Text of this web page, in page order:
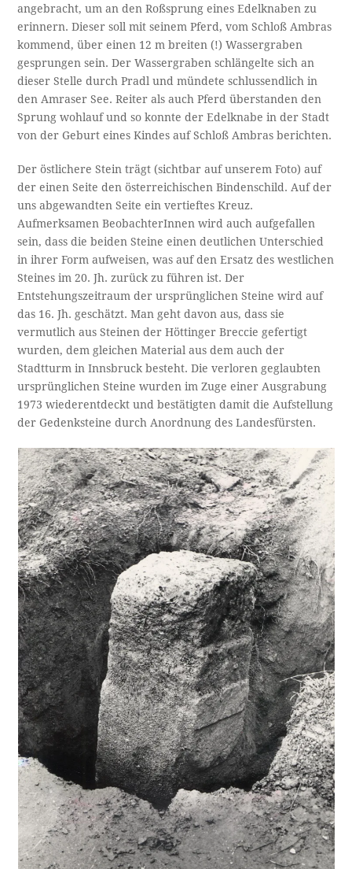
angebracht, um an den Roßsprung eines Edelknaben zu
erinnern. Dieser soll mit seinem Pferd, vom Schloß Ambras
kommend, über einen 12 m breiten (!) Wassergraben
gesprungen sein. Der Wassergraben schlängelte sich an
dieser Stelle durch Pradl und mündete schlussendlich in
den Amraser See. Reiter als auch Pferd überstanden den
Sprung wohlauf und so konnte der Edelknabe in der Stadt
von der Geburt eines Kindes auf Schloß Ambras berichten.
Der östlichere Stein trägt (sichtbar auf unserem Foto) auf
der einen Seite den österreichischen Bindenschild. Auf der
uns abgewandten Seite ein vertieftes Kreuz.
Aufmerksamen BeobachterInnen wird auch aufgefallen
sein, dass die beiden Steine einen deutlichen Unterschied
in ihrer Form aufweisen, was auf den Ersatz des westlichen
Steines im 20. Jh. zurück zu führen ist. Der
Entstehungszeitraum der ursprünglichen Steine wird auf
das 16. Jh. geschätzt. Man geht davon aus, dass sie
vermutlich aus Steinen der Höttinger Breccie gefertigt
wurden, dem gleichen Material aus dem auch der
Stadtturm in Innsbruck besteht. Die verloren geglaubten
ursprünglichen Steine wurden im Zuge einer Ausgrabung
1973 wiederentdeckt und bestätigten damit die Aufstellung
der Gedenksteine durch Anordnung des Landesfürsten.